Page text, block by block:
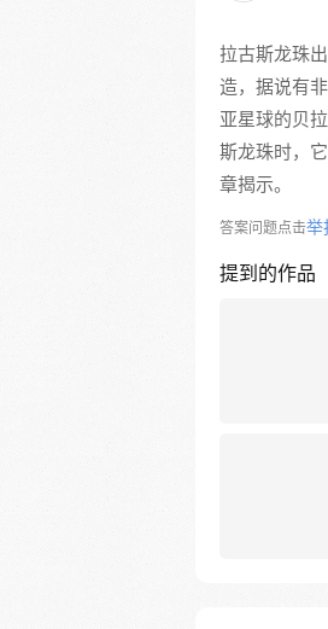
拉古斯龙珠
造，据说有
亚星球的贝
斯龙珠时，
章揭示。
答案问题点击举
提到的作品